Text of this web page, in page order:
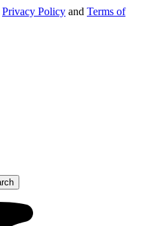
Privacy Policy and Terms of